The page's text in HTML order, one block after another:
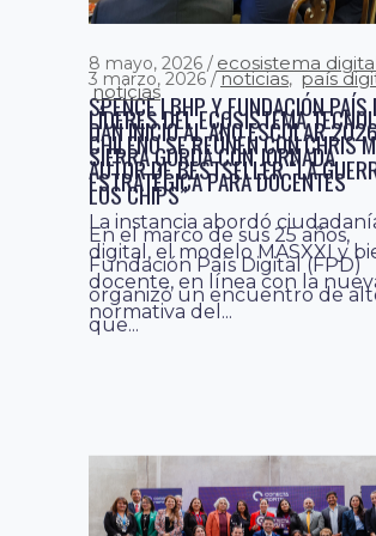
8 mayo, 2026 ecosistema
noticias
LÍDERES DEL ECOSISTEMA
CHILENO SE REÚNEN CON CHRIS
AUTOR DE BESTSELLER “LA
LOS CHIPS”
En el marco de sus 25 años,
Fundación País Digital (FPD)
organizó un encuentro de
que...
3 marzo, 2026 noticias,país
SPENCE | BHP Y FUNDACIÓN PAÍS
DAN INICIO AL AÑO ESCOLAR
SIERRA GORDA CON JORNADA
ESTRATÉGICA PARA DOCENTES
La instancia abordó
digital, el modelo MASXXI y
docente, en línea con la
normativa del...